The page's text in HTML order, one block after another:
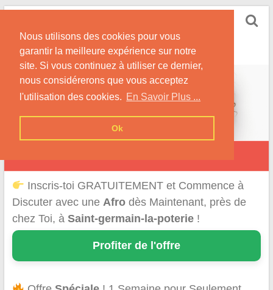
Nous utilisons des cookies pour vous
garantir la meilleure expérience sur notre
site. Si vous continuez à utiliser ce dernier,
nous considérerons que vous acceptez
l'utilisation des cookies. En Savoir Plus ...
Ok
Skip
content
Conseils pour des Rencontres Coquines avec des
Afros !
Inscris-toi GRATUITEMENT et Commence à
Discuter avec une Afrodès Maintenant, près de
chez Toi, à Saint-germain-la-poterie!
Profiter de l'offre